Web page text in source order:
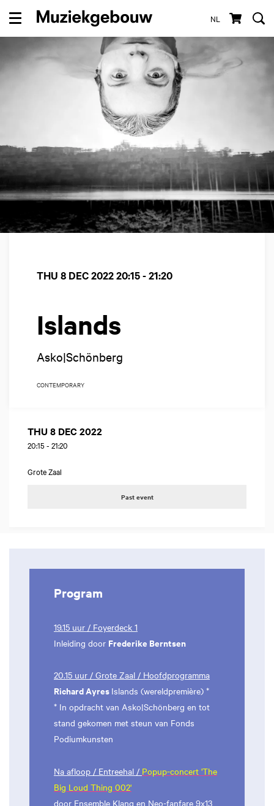
NL
Menu
Islands
Asko|Schönberg
THU 8 DEC 202220:15 - 21:20
CONTEMPORARY
THU 8 DEC 2022
20:15 - 21:20
Grote Zaal
Past event
Program
19.15 uur / Foyerdeck 1
Inleiding door Frederike Berntsen
20.15 uur / Grote Zaal / Hoofdprogramma
Richard Ayres Islands (wereldpremière) *
* In opdracht van Asko|Schönberg en tot
stand gekomen met steun van Fonds
Podiumkunsten
Na afloop / Entreehal / Popup-concert 'The
Big Loud Thing 002'
door Ensemble Klang en Neo-fanfare 9x13